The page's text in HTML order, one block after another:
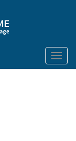
菜
单